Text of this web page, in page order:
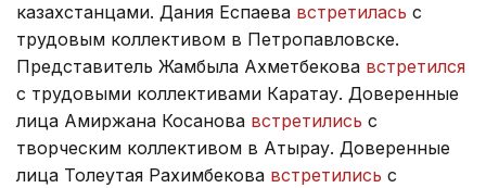
казахстанцами. Дания Еспаева встретилась с
трудовым коллективом в Петропавловске.
Представитель Жамбыла Ахметбекова встретился
с трудовыми коллективами Каратау. Доверенные
лица Амиржана Косанова встретились с
творческим коллективом в Атырау. Доверенные
лица Толеутая Рахимбекова встретились с